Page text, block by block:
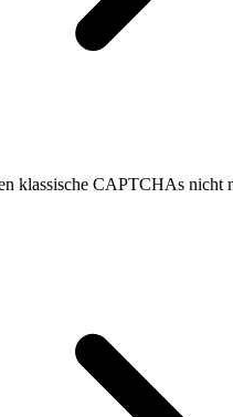
klassische CAPTCHAs nicht